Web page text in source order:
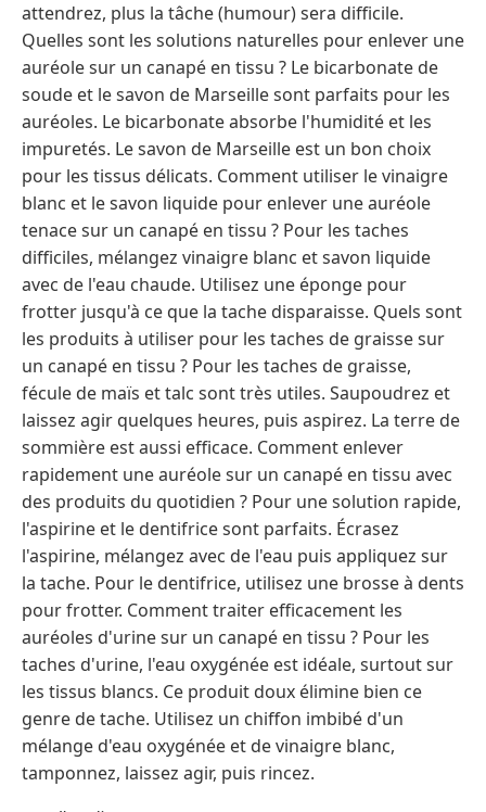
attendrez, plus la tâche (humour) sera difficile.
Quelles sont les solutions naturelles pour enlever une
auréole sur un canapé en tissu ? Le bicarbonate de
soude et le savon de Marseille sont parfaits pour les
auréoles. Le bicarbonate absorbe l'humidité et les
impuretés. Le savon de Marseille est un bon choix
pour les tissus délicats. Comment utiliser le vinaigre
blanc et le savon liquide pour enlever une auréole
tenace sur un canapé en tissu ? Pour les taches
difficiles, mélangez vinaigre blanc et savon liquide
avec de l'eau chaude. Utilisez une éponge pour
frotter jusqu'à ce que la tache disparaisse. Quels sont
les produits à utiliser pour les taches de graisse sur
un canapé en tissu ? Pour les taches de graisse,
fécule de maïs et talc sont très utiles. Saupoudrez et
laissez agir quelques heures, puis aspirez. La terre de
sommière est aussi efficace. Comment enlever
rapidement une auréole sur un canapé en tissu avec
des produits du quotidien ? Pour une solution rapide,
l'aspirine et le dentifrice sont parfaits. Écrasez
l'aspirine, mélangez avec de l'eau puis appliquez sur
la tache. Pour le dentifrice, utilisez une brosse à dents
pour frotter. Comment traiter efficacement les
auréoles d'urine sur un canapé en tissu ? Pour les
taches d'urine, l'eau oxygénée est idéale, surtout sur
les tissus blancs. Ce produit doux élimine bien ce
genre de tache. Utilisez un chiffon imbibé d'un
mélange d'eau oxygénée et de vinaigre blanc,
tamponnez, laissez agir, puis rincez.